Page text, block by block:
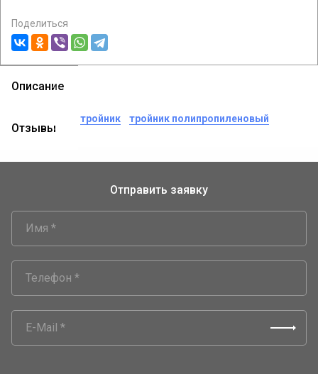
Поделиться
Описание
Отзывы
тройник тройник полипропиленовый
Отправить заявку